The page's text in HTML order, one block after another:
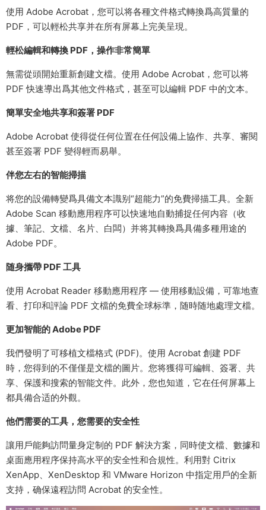
使用 Adobe Acrobat，您可以将各種文件格式轉換爲高質量的
PDF，可以輕松共享并在所有屏幕上完美呈現。
輕松編輯和轉換 PDF，操作非常簡單
無需從頭開始重新創建文檔。使用 Adobe Acrobat，您可以将
PDF 快速導出爲其他文件格式，甚至可以編輯 PDF 中的文本。
簡單安全地共享和簽署 PDF
Adobe Acrobat 使得從任何位置在任何設備上協作、共享、審閱
甚至簽署 PDF 變得輕而易舉。
伴您左右的智能掃描
将您的設備轉變爲具備文本識别“超能力”的免費掃描工具。全新
Adobe Scan 移動應用程序可以快速地自動捕捉任何内容（收
據、筆記、文檔、名片、白闆）并将其轉換爲具備多種用途的
Adobe PDF。
随身攜帶 PDF 工具
使用 Acrobat Reader 移動應用程序 — 使用移動設備，可靠地查
看、打印和評論 PDF 文檔的免費全球标準，随時随地處理文檔。
更加智能的 Adobe PDF
我們發明了可移植文檔格式 (PDF)。使用 Acrobat 創建 PDF
時，您得到的不僅僅是文檔的圖片。您将獲得可編輯、簽署、共
享、保護和搜索的智能文件。此外，您也知道，它在任何屏幕上
都具備合适的外觀。
他們需要的工具，您需要的安全性
讓用戶能夠訪問量身定制的 PDF 解決方案，同時使文檔、數據和
桌面應用程序保持高水平的安全性和合規性。利用對 Citrix
XenApp、XenDesktop 和 VMware Horizon 中指定用戶的全新
支持，确保遠程訪問 Acrobat 的安全性。